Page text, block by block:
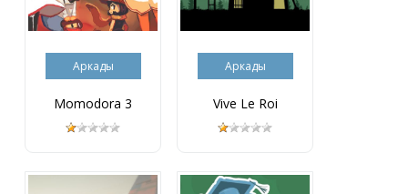
Аркады
Momodora 3
Аркады
Vive Le Roi